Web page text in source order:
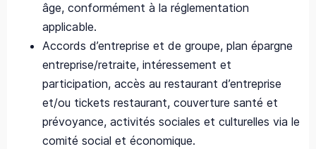
âge, conformément à la réglementation
applicable.
Accords d’entreprise et de groupe, plan épargne
entreprise/retraite, intéressement et
participation, accès au restaurant d’entreprise
et/ou tickets restaurant, couverture santé et
prévoyance, activités sociales et culturelles via le
comité social et économique.